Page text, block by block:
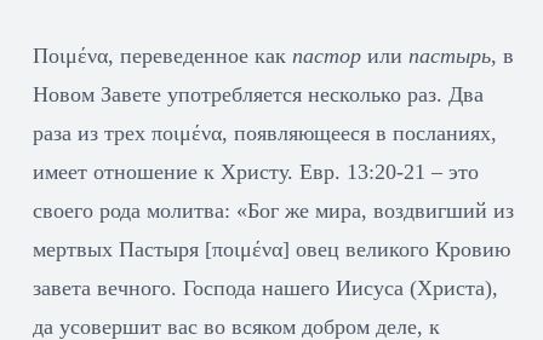
Ποιμένα, переведенное как пасторили пастырь, в
Новом Завете употребляется несколько раз. Два
раза из трех ποιμένα, появляющееся в посланиях,
имеет отношение к Христу. Евр. 13:20-21 – это
своего рода молитва: «Бог же мира, воздвигший из
мертвых Пастыря [ποιμένα] овец великого Кровию
завета вечного. Господа нашего Иисуса (Христа),
да усовершит вас во всяком добром деле, к